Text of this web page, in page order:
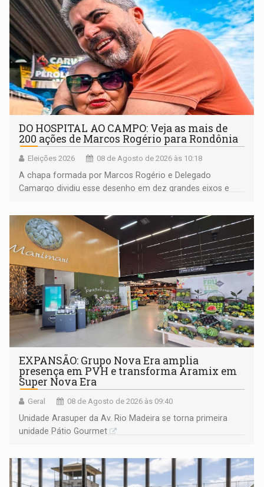
DO HOSPITAL AO CAMPO: Veja as mais de
200 ações de Marcos Rogério para Rondônia
Eleições 2026 08 de Agosto de 2026 às 10:18
A chapa formada por Marcos Rogério e Delegado
Camargo dividiu esse desenho em dez grandes eixos e
EXPANSÃO: Grupo Nova Era amplia
presença em PVH e transforma Aramix em
Super Nova Era
Geral 08 de Agosto de 2026 às 09:40
Unidade Arasuper da Av. Rio Madeira se torna primeira
unidade Pátio Gourmet